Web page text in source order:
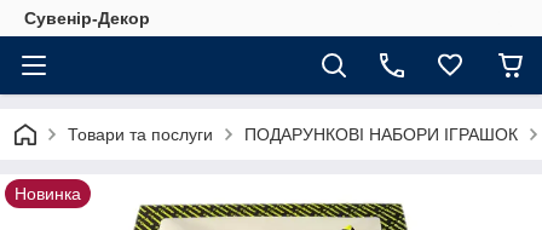
Сувенір-Декор
Товари та послуги ПОДАРУНКОВІ НАБОРИ ІГРАШОК
Новинка